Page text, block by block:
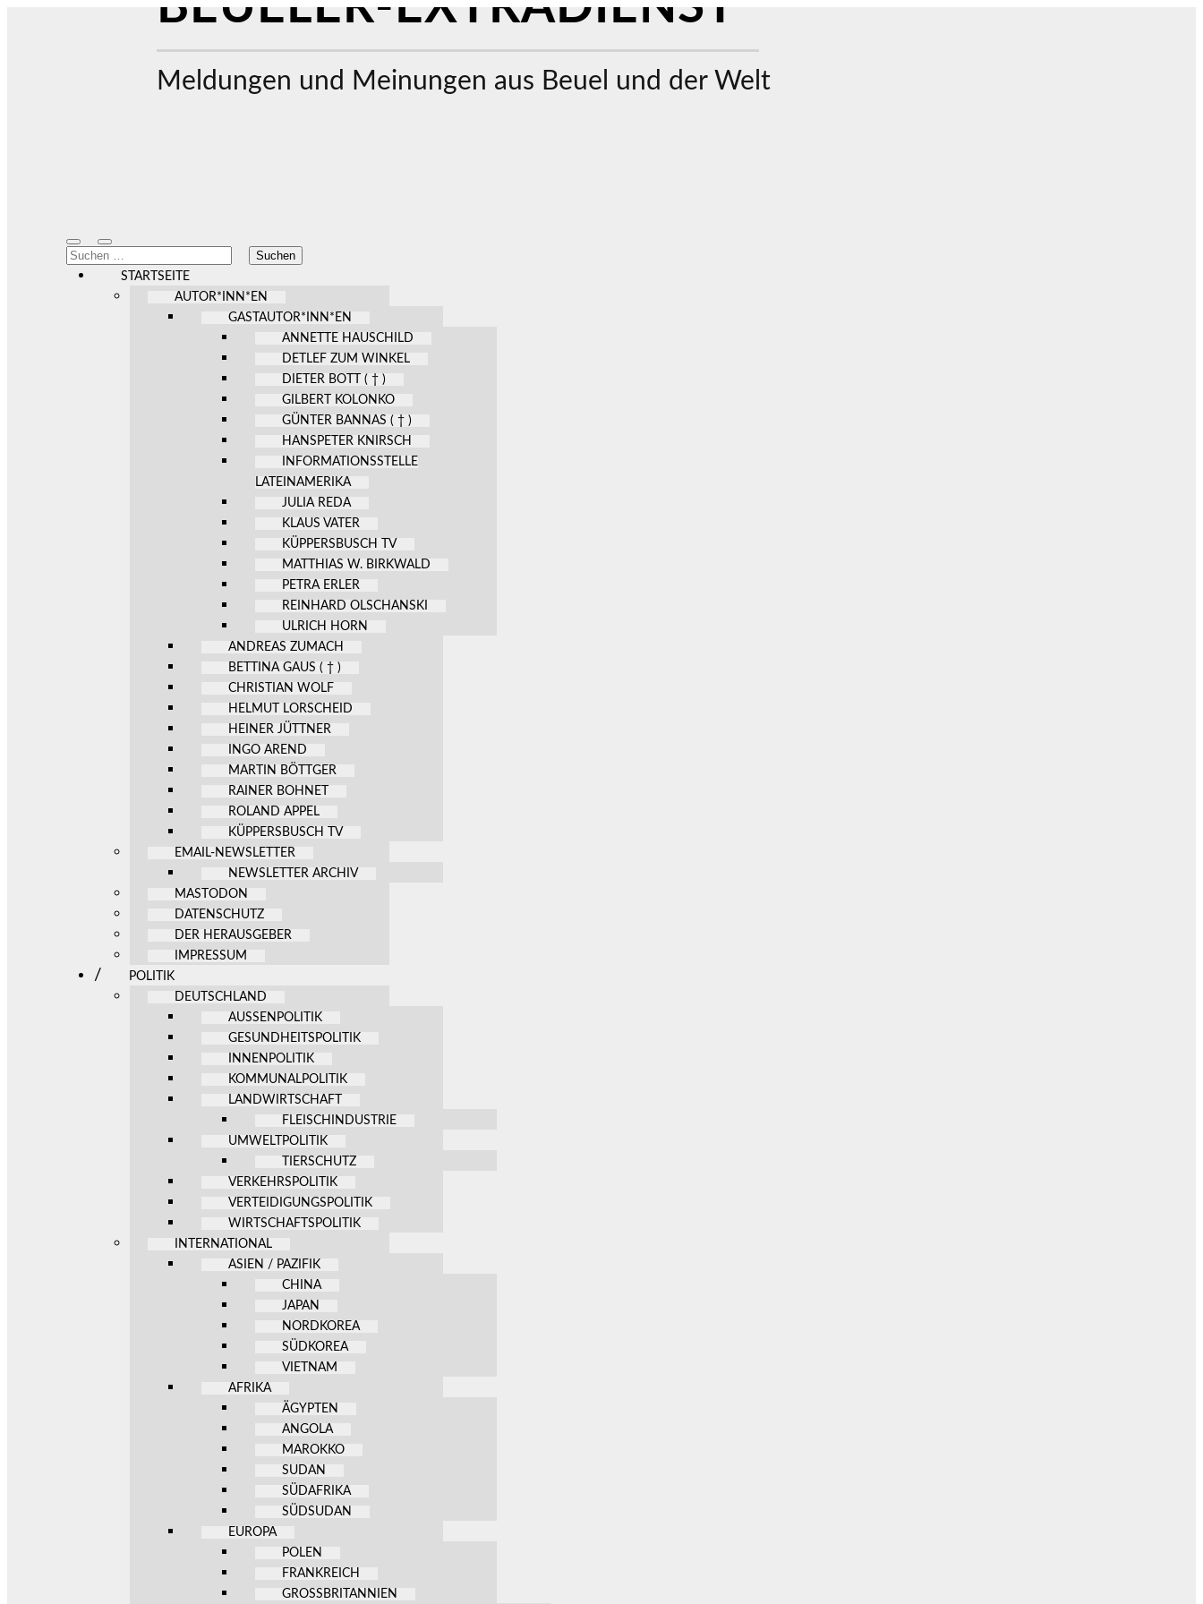
Meldungen und Meinungen aus Beuel und der Welt
Mobile-
Menü
ein-/ausblenden
Suchfeld
ein-/ausblenden
Suchen
nach:
STARTSEITE
AUTOR*INN*EN
GASTAUTOR*INN*EN
ANNETTE HAUSCHILD
DETLEF ZUM WINKEL
DIETER BOTT ( † )
GILBERT KOLONKO
GÜNTER BANNAS ( † )
HANSPETER KNIRSCH
INFORMATIONSSTELLE
LATEINAMERIKA
JULIA REDA
KLAUS VATER
KÜPPERSBUSCH TV
MATTHIAS W. BIRKWALD
PETRA ERLER
REINHARD OLSCHANSKI
ULRICH HORN
ANDREAS ZUMACH
BETTINA GAUS ( † )
CHRISTIAN WOLF
HELMUT LORSCHEID
HEINER JÜTTNER
INGO AREND
MARTIN BÖTTGER
RAINER BOHNET
ROLAND APPEL
KÜPPERSBUSCH TV
EMAIL-NEWSLETTER
NEWSLETTER ARCHIV
MASTODON
DATENSCHUTZ
DER HERAUSGEBER
IMPRESSUM
POLITIK
DEUTSCHLAND
AUSSENPOLITIK
GESUNDHEITSPOLITIK
INNENPOLITIK
KOMMUNALPOLITIK
LANDWIRTSCHAFT
FLEISCHINDUSTRIE
UMWELTPOLITIK
TIERSCHUTZ
VERKEHRSPOLITIK
VERTEIDIGUNGSPOLITIK
WIRTSCHAFTSPOLITIK
INTERNATIONAL
ASIEN / PAZIFIK
CHINA
JAPAN
NORDKOREA
SÜDKOREA
VIETNAM
AFRIKA
ÄGYPTEN
ANGOLA
MAROKKO
SUDAN
SÜDAFRIKA
SÜDSUDAN
EUROPA
POLEN
FRANKREICH
GROSSBRITANNIEN